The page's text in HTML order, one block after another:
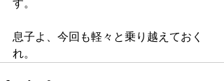
す。
息子よ、今回も軽々と乗り越えておく
れ。